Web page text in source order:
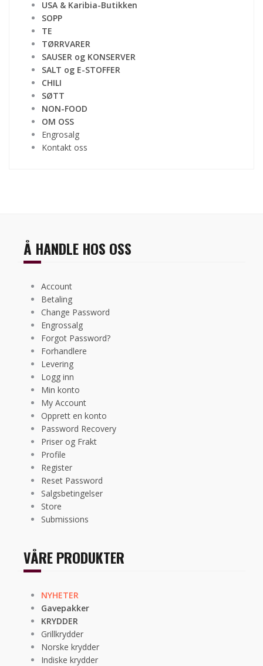
USA & Karibia-Butikken
SOPP
TE
TØRRVARER
SAUSER og KONSERVER
SALT og E-STOFFER
CHILI
SØTT
NON-FOOD
OM OSS
Engrosalg
Kontakt oss
Å HANDLE HOS OSS
Account
Betaling
Change Password
Engrossalg
Forgot Password?
Forhandlere
Levering
Logg inn
Min konto
My Account
Opprett en konto
Password Recovery
Priser og Frakt
Profile
Register
Reset Password
Salgsbetingelser
Store
Submissions
VÅRE PRODUKTER
NYHETER
Gavepakker
KRYDDER
Grillkrydder
Norske krydder
Indiske krydder